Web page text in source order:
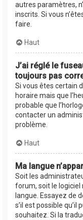
autres paramètres,
inscrits. Si vous
faire.
Haut
J’ai réglé le
toujours pas
Si vous êtes certain
horaire mais que
probable que
contacter un
problème.
Haut
Ma langue
Soit les
forum, soit le logiciel
langue. Essayez de
s’il est possible qu’il
souhaitez. Si la